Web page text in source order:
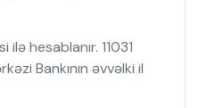
hesablanır. 11031
Bankının əvvəlki il